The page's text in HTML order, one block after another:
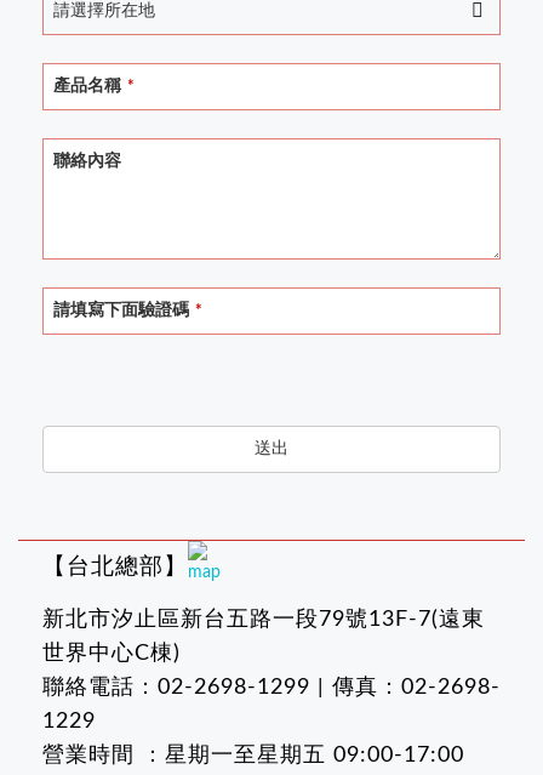
請選擇所在地
產品名稱 *
聯絡內容
Email *
請填寫下面驗證碼 *
送出
【台北總部】
新北市汐止區新台五路一段79號13F-7(遠東
世界中心C棟)
聯絡電話：02-2698-1299 | 傳真：02-2698-
1229
營業時間 ：星期一至星期五 09:00-17:00